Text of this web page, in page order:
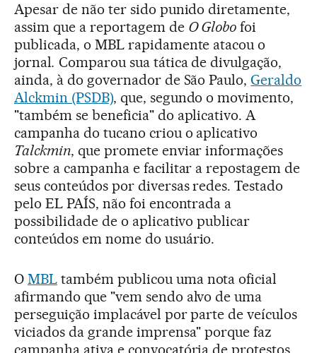
Apesar de não ter sido punido diretamente,
assim que a reportagem de O Globo foi
publicada, o MBL rapidamente atacou o
jornal. Comparou sua tática de divulgação,
ainda, à do governador de São Paulo,Geraldo
Alckmin (PSDB), que, segundo o movimento,
"também se beneficia" do aplicativo. A
campanha do tucano criou o aplicativo
Talckmin, que promete enviar informações
sobre a campanha e facilitar a repostagem de
seus conteúdos por diversas redes. Testado
pelo EL PAÍS, não foi encontrada a
possibilidade de o aplicativo publicar
conteúdos em nome do usuário.
O MBLtambém publicou uma nota oficial
afirmando que "vem sendo alvo de uma
perseguição implacável por parte de veículos
viciados da grande imprensa" porque faz